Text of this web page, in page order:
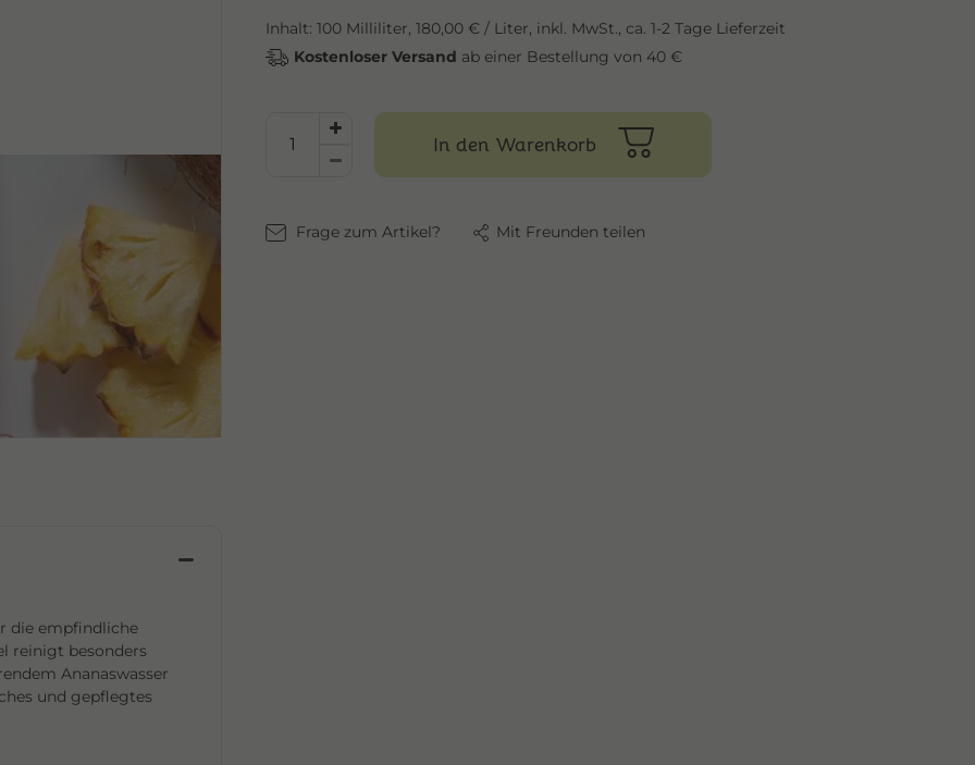
Inhalt: 100 Milliliter, 180,00 € / Liter, inkl. MwSt., ca. 1-2 Tage Lieferzeit
Kostenloser Versand ab einer Bestellung von 40 €
In den Warenkorb
Frage zum Artikel? Mit Freunden teilen
die empfindliche
reinigt besonders
Ananaswasser
und gepflegtes